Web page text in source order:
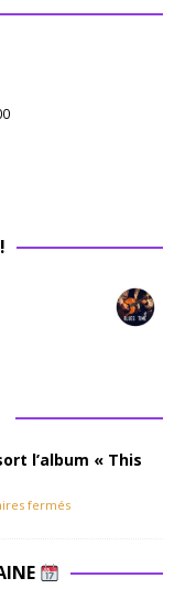
l’album « This
fermés